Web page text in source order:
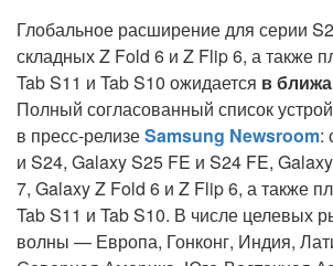
Глобальное расширение для серии
складных Z Fold 6 и Z Flip 6, а также
Tab S11 и Tab S10 ожидается в
Полный согласованный список
в пресс-релизеSamsung Newsroom:
и S24, Galaxy S25 FE и S24 FE,
7, Galaxy Z Fold 6 и Z Flip 6, а также
Tab S11 и Tab S10. В числе целевых
волны — Европа, Гонконг, Индия,